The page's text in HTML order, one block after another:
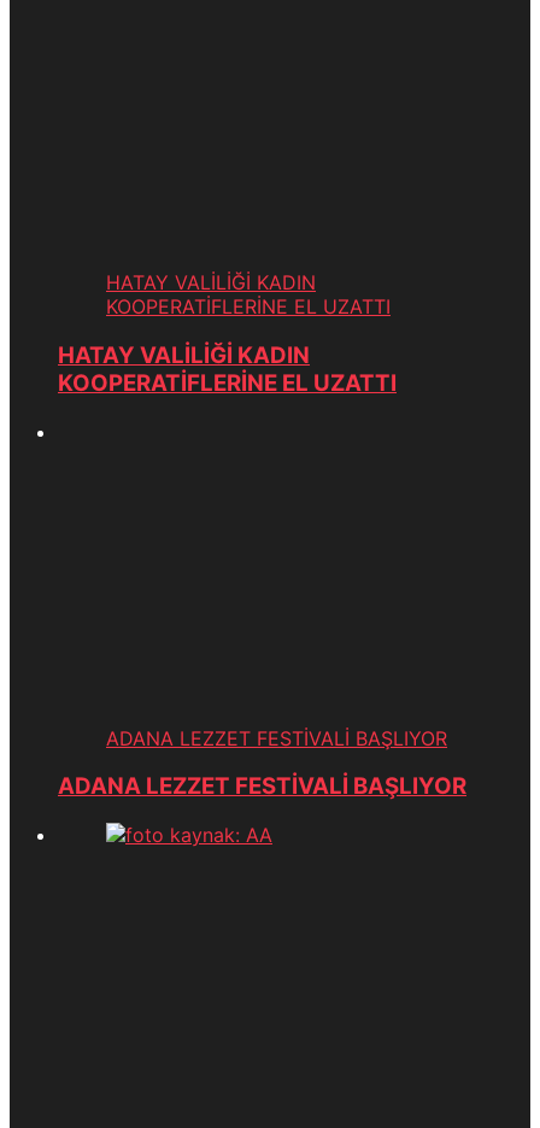
HATAY VALİLİĞİ KADIN
KOOPERATİFLERİNE EL UZATTI
HATAY VALİLİĞİ KADIN
KOOPERATİFLERİNE EL UZATTI
ADANA LEZZET FESTİVALİ BAŞLIYOR
ADANA LEZZET FESTİVALİ BAŞLIYOR